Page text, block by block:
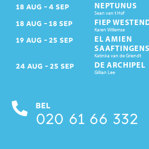
18 AUG 4 SEP NEPTUNUS
Sean van t Hof
18 AUG 18 SEP FIEP
Karen Willemse
19 AUG 25 SEP
EL AMIEN
Katinka van de Griendt
24 AUG 25 SEP DE ARCHIPEL
Gillian Lee
BEL
020 61 66 332